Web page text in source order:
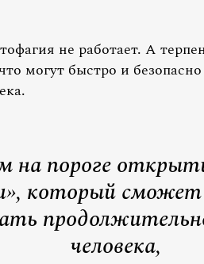
не работает. А
могут быстро и
пороге
который сможет
человека,